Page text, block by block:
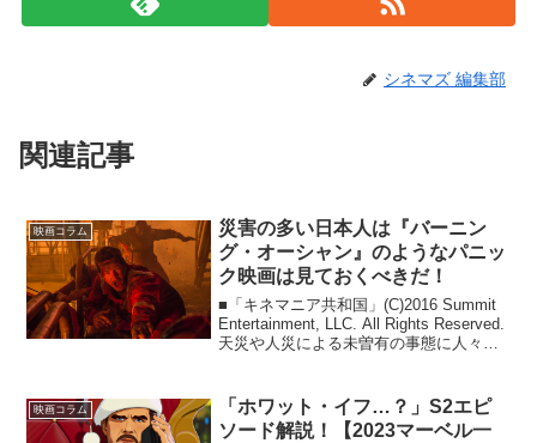
シネマズ 編集部
関連記事
映画コラム
災害の多い日本人は『バーニン
グ・オーシャン』のようなパニッ
ク映画は見ておくべきだ！
■「キネマニア共和国」(C)2016 Summit
Entertainment, LLC. All Rights Reserved.
天災や人災による未曽有の事態に人々の
映画コラム
「ホワット・イフ…？」S2エピ
ソード解説！【2023マーベル一